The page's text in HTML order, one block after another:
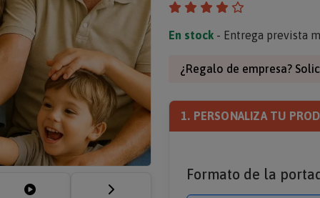
En stock - Entrega prevista
¿Regalo de empresa?
1. PERSONALIZA TU
Formato de la